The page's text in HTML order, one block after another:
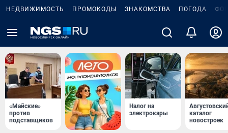
НЕДВИЖИМОСТЬ ПРОМОКОДЫ ЗНАКОМСТВА ПОГОДА
«Майские»
против
подставщиков
Налог на
электрокары
каталог
новостроек